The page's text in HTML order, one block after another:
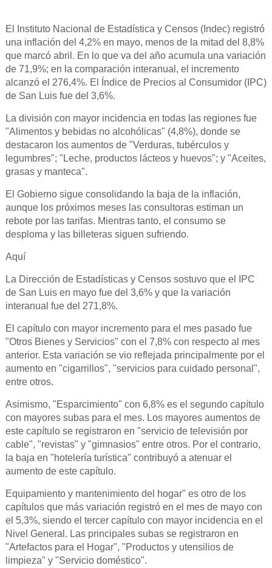
El Instituto Nacional de Estadística y Censos (Indec) registró
una inflación del 4,2% en mayo, menos de la mitad del 8,8%
que marcó abril. En lo que va del año acumula una variación
de 71,9%; en la comparación interanual, el incremento
alcanzó el 276,4%. El Índice de Precios al Consumidor (IPC)
de San Luis fue del 3,6%.
La división con mayor incidencia en todas las regiones fue
"Alimentos y bebidas no alcohólicas" (4,8%), donde se
destacaron los aumentos de "Verduras, tubérculos y
legumbres"; "Leche, productos lácteos y huevos"; y "Aceites,
grasas y manteca".
El Gobierno sigue consolidando la baja de la inflación,
aunque los próximos meses las consultoras estiman un
rebote por las tarifas. Mientras tanto, el consumo se
desploma y las billeteras siguen sufriendo.
Aquí
La Dirección de Estadísticas y Censos sostuvo que el IPC
de San Luis en mayo fue del 3,6% y que la variación
interanual fue del 271,8%.
El capítulo con mayor incremento para el mes pasado fue
"Otros Bienes y Servicios" con el 7,8% con respecto al mes
anterior. Esta variación se vio reflejada principalmente por el
aumento en "cigarrillos", "servicios para cuidado personal",
entre otros.
Asimismo, "Esparcimiento" con 6,8% es el segundo capítulo
con mayores subas para el mes. Los mayores aumentos de
este capítulo se registraron en "servicio de televisión por
cable", "revistas" y "gimnasios" entre otros. Por el contrario,
la baja en "hotelería turística" contribuyó a atenuar el
aumento de este capítulo.
Equipamiento y mantenimiento del hogar" es otro de los
capítulos que más variación registró en el mes de mayo con
el 5,3%, siendo el tercer capítulo con mayor incidencia en el
Nivel General. Las principales subas se registraron en
"Artefactos para el Hogar", "Productos y utensilios de
limpieza" y "Servicio doméstico".